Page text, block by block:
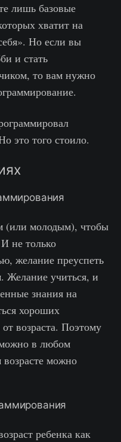
лишь базовые
хватит на
Но если вы
и стать
то вам нужно
это того стоило.
(или молодым), чтобы
не только
желание преуспеть
Желание учиться, и
знания на
хороших
возраста. Поэтому
можно в любом
можно
ребенка как